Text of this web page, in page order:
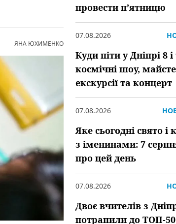
ЯНА ЮХИМЕНКО
провести пʼятницю
07.08.2026
Куди піти у Дніпрі 8
космічні шоу,
екскурсії та концерт
07.08.2026
Яке сьогодні свято і
з іменинами: 7
про цей день
07.08.2026
Двоє вчителів з
потрапили до ТОП-50